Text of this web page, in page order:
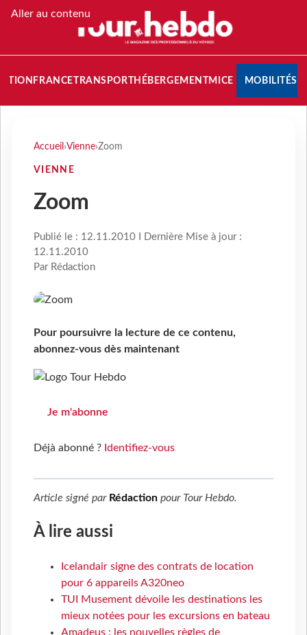
Aller au contenu
FRANCETRANSPORT HÉBERGEMENTMICE MOBILITÉS
Accueil ›Vienne›Zoom
VIENNE
Zoom
Publié le : 12.11.2010 I Dernière Mise à jour :
12.11.2010
Par Rédaction
Pour poursuivre la lecture de ce contenu,
abonnez-vous dès maintenant
Je m'abonne
Déjà abonné ? Identifiez-vous
Article signé par Rédaction pour Tour Hebdo.
À lire aussi
Icelandair signe des contrats de location
pour 6 appareils A320neo
TUI Musement dévoile les destinations les
mieux notées pour les excursions en bateau
Amadeus : les nouvelles règles de